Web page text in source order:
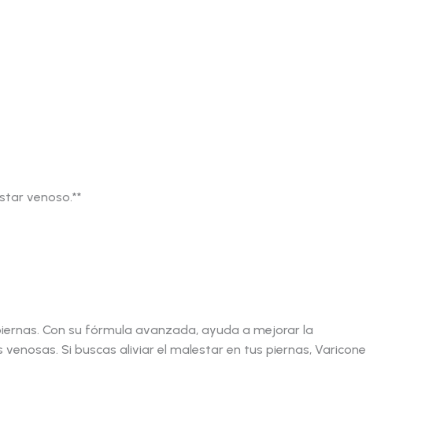
venoso.**
Con su fórmula avanzada, ayuda a mejorar la
Si buscas aliviar el malestar en tus piernas, Varicone